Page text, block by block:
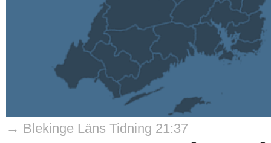
→ Blekinge Läns Tidning 21:37